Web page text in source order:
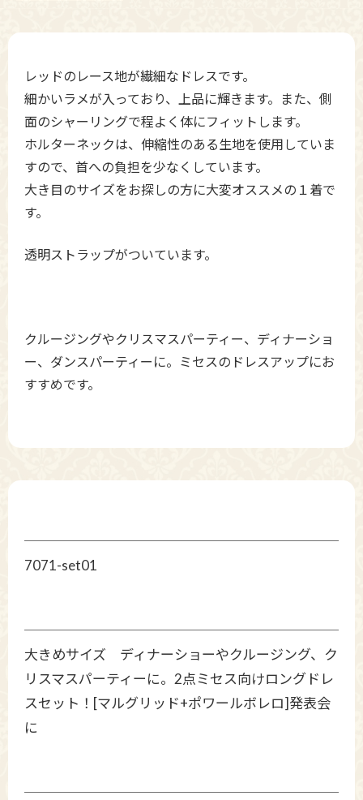
レッドのレース地が繊細なドレスです。
細かいラメが入っており、上品に輝きます。また、側
面のシャーリングで程よく体にフィットします。
ホルターネックは、伸縮性のある生地を使用していま
すので、首への負担を少なくしています。
大き目のサイズをお探しの方に大変オススメの１着で
す。
透明ストラップがついています。
クルージングやクリスマスパーティー、ディナーショ
ー、ダンスパーティーに。ミセスのドレスアップにお
すすめです。
7071-set01
大きめサイズ ディナーショーやクルージング、ク
リスマスパーティーに。2点ミセス向けロングドレ
スセット！[マルグリッド+ポワールボレロ]発表会
に